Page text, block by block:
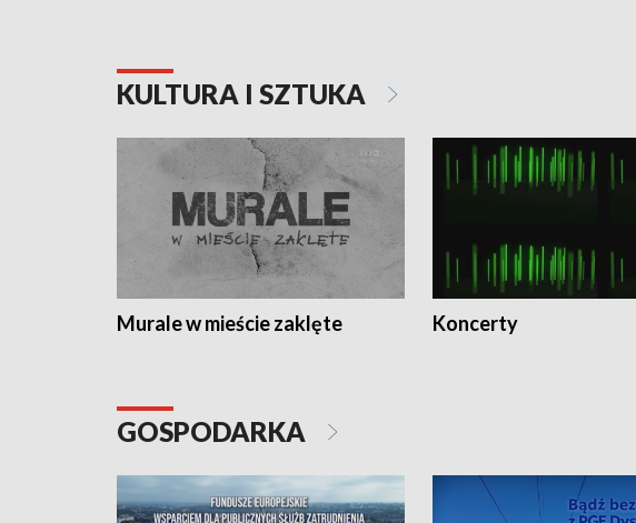
KULTURA I SZTUKA
Murale w mieście zaklęte Koncerty
GOSPODARKA